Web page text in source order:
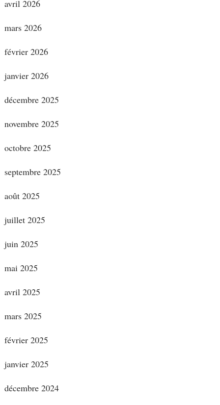
avril 2026
mars 2026
février 2026
janvier 2026
décembre 2025
novembre 2025
octobre 2025
septembre 2025
août 2025
juillet 2025
juin 2025
mai 2025
avril 2025
mars 2025
février 2025
janvier 2025
décembre 2024